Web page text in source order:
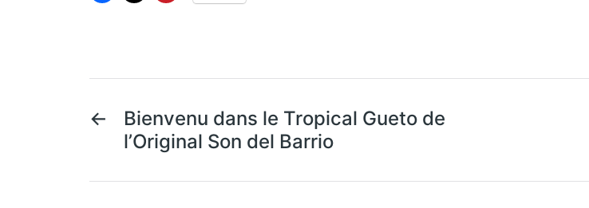
←
Bienvenu dans le Tropical Gueto de
l’Original Son del Barrio